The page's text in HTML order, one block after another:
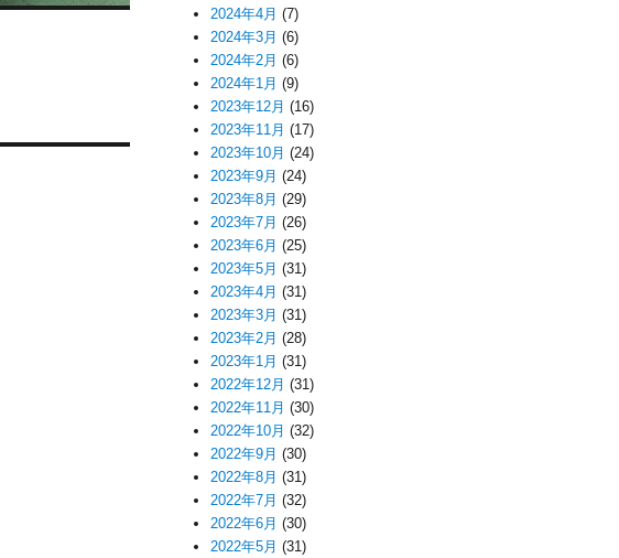
2024年4月 (7)
2024年3月 (6)
2024年2月 (6)
2024年1月 (9)
2023年12月 (16)
2023年11月 (17)
2023年10月 (24)
2023年9月 (24)
2023年8月 (29)
2023年7月 (26)
2023年6月 (25)
2023年5月 (31)
2023年4月 (31)
2023年3月 (31)
2023年2月 (28)
2023年1月 (31)
2022年12月 (31)
2022年11月 (30)
2022年10月 (32)
2022年9月 (30)
2022年8月 (31)
2022年7月 (32)
2022年6月 (30)
2022年5月 (31)